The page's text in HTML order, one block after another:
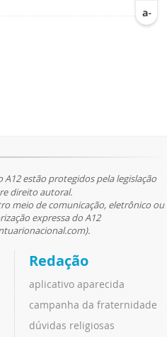
estão protegidos pela legislação
direito autoral.
meio de comunicação, eletrônico ou
expressa do A12
Redação
aplicativo aparecida
campanha da fraternidade
dúvidas religiosas